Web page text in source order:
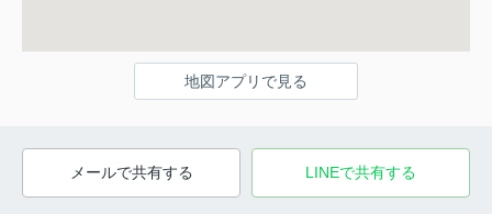
地図アプリで見る
メールで共有する LINEで共有する